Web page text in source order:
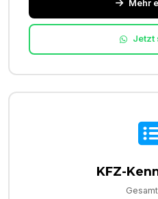
Mehr
Jetzt
KFZ-